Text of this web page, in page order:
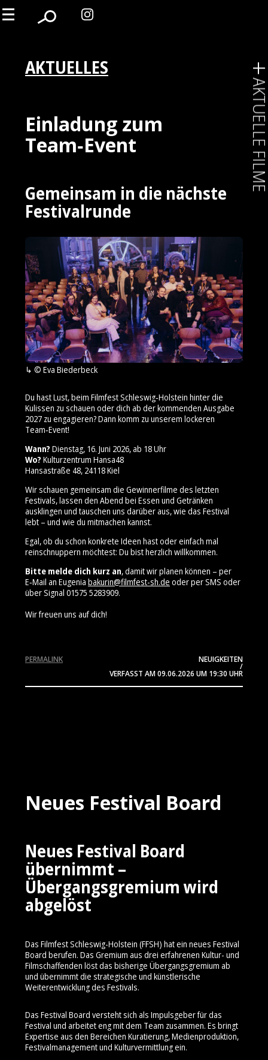
AKTUELLES
Einladung zum
Team‑Event
Gemeinsam in die nächste
Festivalrunde
© Eva Biederbeck
Du hast Lust, beim Filmfest Schleswig‑Holstein hinter die
Kulissen zu schauen oder dich ab der kommenden Ausgabe
2027 zu engagieren? Dann komm zu unserem lockeren
Team‑Event!
Wann? Dienstag, 16. Juni 2026, ab 18 Uhr
Wo? Kulturzentrum Hansa48
Hansastraße 48, 24118 Kiel
Wir schauen gemeinsam die Gewinnerfilme des letzten
Festivals, lassen den Abend bei Essen und Getränken
ausklingen und tauschen uns darüber aus, wie das Festival
lebt – und wie du mitmachen kannst.
Egal, ob du schon konkrete Ideen hast oder einfach mal
reinschnuppern möchtest: Du bist herzlich willkommen.
Bitte melde dich kurz an, damit wir planen können – per
E‑Mail an Eugenia bakurin@filmfest-sh.de oder per SMS oder
über Signal 01575 5283909⁩.
Wir freuen uns auf dich!
NEUIGKEITEN
/
VERFASST AM09.06.2026 UM 19:30 UHR
PERMALINK
Neues Festival Board
Neues Festival Board
übernimmt –
Übergangsgremium wird
abgelöst
Das Filmfest Schleswig-Holstein (FFSH) hat ein neues Festival
Board berufen. Das Gremium aus drei erfahrenen Kultur- und
Filmschaffenden löst das bisherige Übergangsgremium ab
und übernimmt die strategische und künstlerische
Weiterentwicklung des Festivals.
Das Festival Board versteht sich als Impulsgeber für das
Festival und arbeitet eng mit dem Team zusammen. Es bringt
Expertise aus den Bereichen Kuratierung, Medienproduktion,
Festivalmanagement und Kulturvermittlung ein.